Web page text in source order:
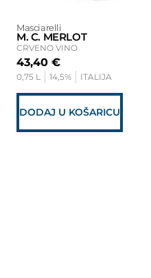
Masciarelli
M. C. MERLOT
CRVENO VINO
43,40€
0,75 L 14,5% ITALIJA
DODAJ U KOŠARICU